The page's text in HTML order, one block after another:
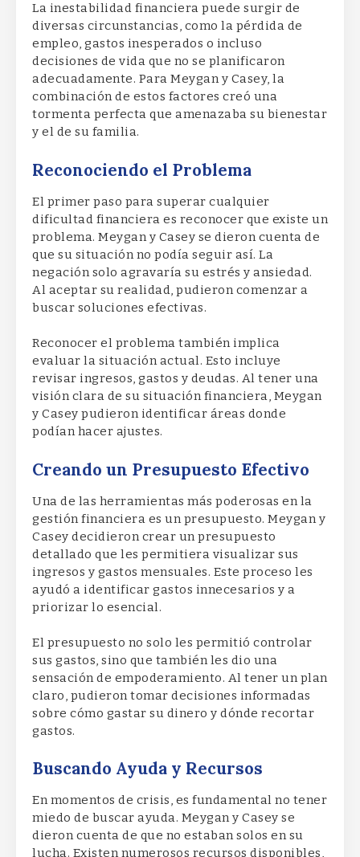
La inestabilidad financiera puede surgir de
diversas circunstancias, como la pérdida de
empleo, gastos inesperados o incluso
decisiones de vida que no se planificaron
adecuadamente. Para Meygan y Casey, la
combinación de estos factores creó una
tormenta perfecta que amenazaba su bienestar
y el de su familia.
Reconociendo el Problema
El primer paso para superar cualquier
dificultad financiera es reconocer que existe un
problema. Meygan y Casey se dieron cuenta de
que su situación no podía seguir así. La
negación solo agravaría su estrés y ansiedad.
Al aceptar su realidad, pudieron comenzar a
buscar soluciones efectivas.
Reconocer el problema también implica
evaluar la situación actual. Esto incluye
revisar ingresos, gastos y deudas. Al tener una
visión clara de su situación financiera, Meygan
y Casey pudieron identificar áreas donde
podían hacer ajustes.
Creando un Presupuesto Efectivo
Una de las herramientas más poderosas en la
gestión financiera es un presupuesto. Meygan y
Casey decidieron crear un presupuesto
detallado que les permitiera visualizar sus
ingresos y gastos mensuales. Este proceso les
ayudó a identificar gastos innecesarios y a
priorizar lo esencial.
El presupuesto no solo les permitió controlar
sus gastos, sino que también les dio una
sensación de empoderamiento. Al tener un plan
claro, pudieron tomar decisiones informadas
sobre cómo gastar su dinero y dónde recortar
gastos.
Buscando Ayuda y Recursos
En momentos de crisis, es fundamental no tener
miedo de buscar ayuda. Meygan y Casey se
dieron cuenta de que no estaban solos en su
lucha. Existen numerosos recursos disponibles,